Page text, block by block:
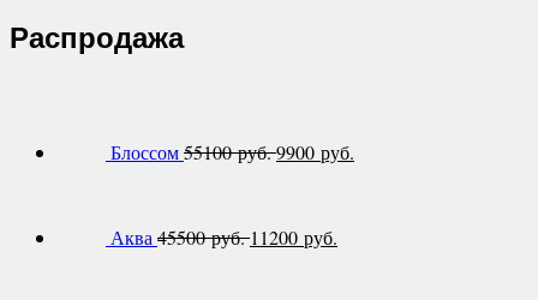
Распродажа
Блоссом55100 руб.9900 руб.
Аква 45500 руб. 11200 руб.